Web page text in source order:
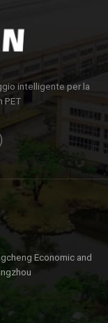
intelligente per la
PET
Economic and